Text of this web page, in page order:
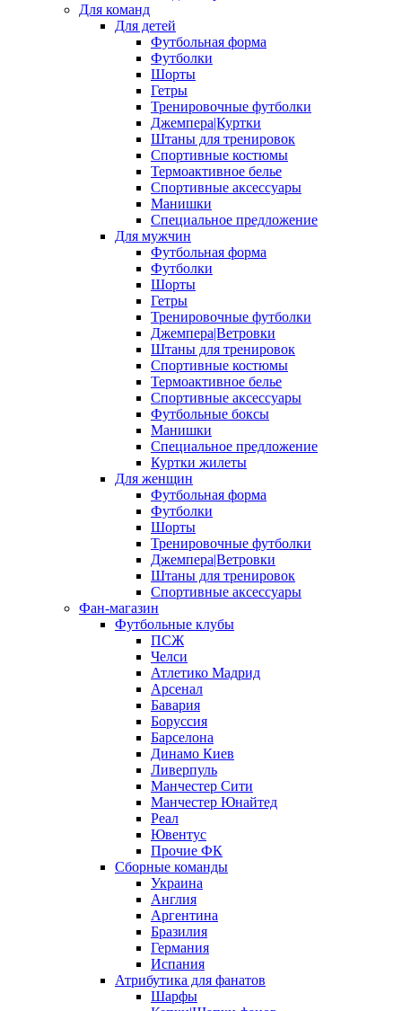
Для команд
Для детей
Футбольная форма
Футболки
Шорты
Гетры
Тренировочные футболки
Джемпера|Куртки
Штаны для тренировок
Спортивные костюмы
Термоактивное белье
Спортивные аксессуары
Манишки
Специальное предложение
Для мужчин
Футбольная форма
Футболки
Шорты
Гетры
Тренировочные футболки
Джемпера|Ветровки
Штаны для тренировок
Спортивные костюмы
Термоактивное белье
Спортивные аксессуары
Футбольные боксы
Манишки
Специальное предложение
Куртки жилеты
Для женщин
Футбольная форма
Футболки
Шорты
Тренировочные футболки
Джемпера|Ветровки
Штаны для тренировок
Спортивные аксессуары
Фан-магазин
Футбольные клубы
ПСЖ
Челси
Атлетико Мадрид
Арсенал
Бавария
Боруссия
Барселона
Динамо Киев
Ливерпуль
Манчестер Сити
Манчестер Юнайтед
Реал
Ювентус
Прочие ФК
Сборные команды
Украина
Англия
Аргентина
Бразилия
Германия
Испания
Атрибутика для фанатов
Шарфы